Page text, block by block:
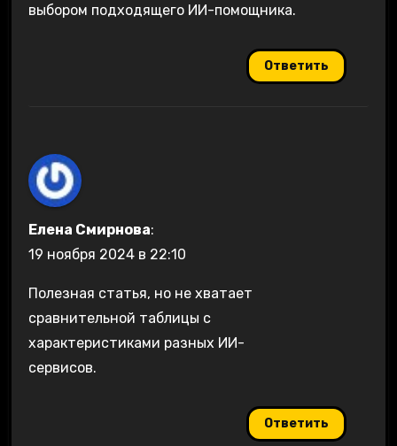
выбором подходящего ИИ-помощника.
Ответить
Елена Смирнова:
19 ноября 2024 в 22:10
Полезная статья, но не хватает
сравнительной таблицы с
характеристиками разных ИИ-
сервисов.
Ответить